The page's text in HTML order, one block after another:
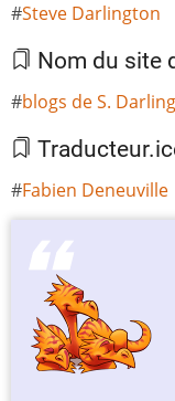
Steve Darlington
Nom du site
blogs de S.
Fabien Deneuville